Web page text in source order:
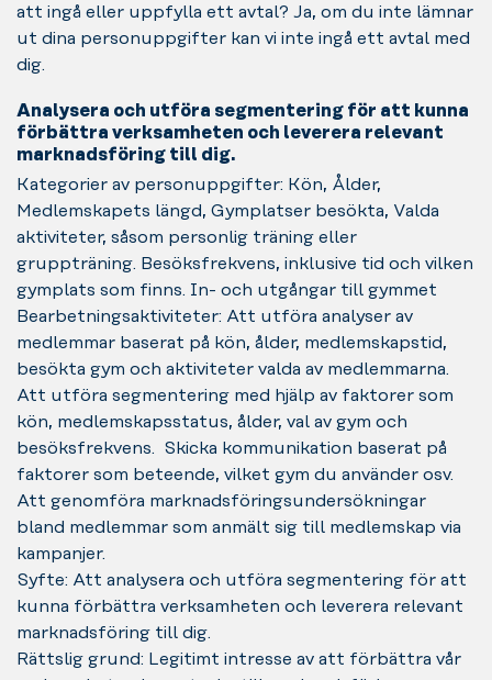
att ingå eller uppfylla ett avtal? Ja, om du inte lämnar
ut dina personuppgifter kan vi inte ingå ett avtal med
dig.
Analysera och utföra segmentering för att kunna
förbättra verksamheten och leverera relevant
marknadsföring till dig.
Kategorier av personuppgifter: Kön, Ålder,
Medlemskapets längd, Gymplatser besökta, Valda
aktiviteter, såsom personlig träning eller
gruppträning. Besöksfrekvens, inklusive tid och vilken
gymplats som finns. In- och utgångar till gymmet
Bearbetningsaktiviteter: Att utföra analyser av
medlemmar baserat på kön, ålder, medlemskapstid,
besökta gym och aktiviteter valda av medlemmarna.
Att utföra segmentering med hjälp av faktorer som
kön, medlemskapsstatus, ålder, val av gym och
besöksfrekvens. Skicka kommunikation baserat på
faktorer som beteende, vilket gym du använder osv.
Att genomföra marknadsföringsundersökningar
bland medlemmar som anmält sig till medlemskap via
kampanjer.
Syfte: Att analysera och utföra segmentering för att
kunna förbättra verksamheten och leverera relevant
marknadsföring till dig.
Rättslig grund: Legitimt intresse av att förbättra vår